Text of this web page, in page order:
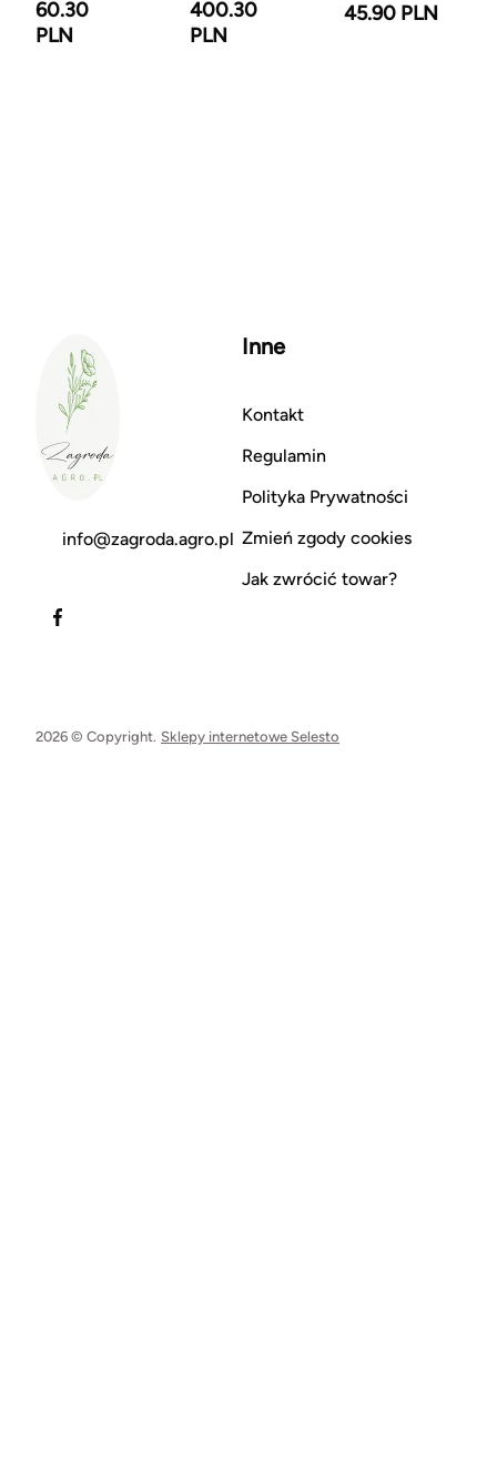
60.30
PLN
400.30
PLN
45.90 PLN
info@zagroda.agro.pl
Inne
Kontakt
Regulamin
Polityka Prywatności
Zmień zgody cookies
Jak zwrócić towar?
2026 © Copyright. Sklepy internetowe Selesto